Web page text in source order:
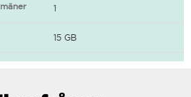
1
15 GB